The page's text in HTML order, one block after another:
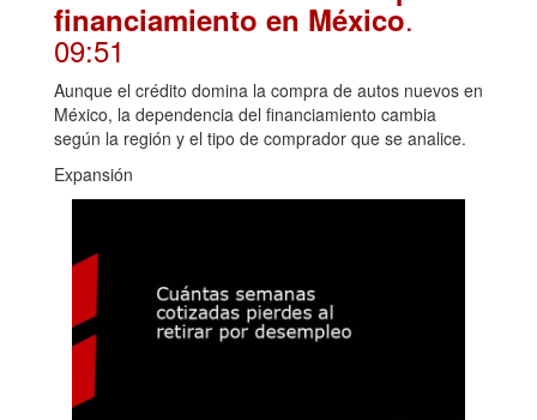
financiamiento en México.
09:51
Aunque el crédito domina la compra de autos nuevos en
México, la dependencia del financiamiento cambia
según la región y el tipo de comprador que se analice.
Expansión